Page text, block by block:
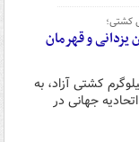
کشتی؛
و قهرمان
ایران در وزن ۸۶ کیلوگرم کشتی آزاد، به
جهانی در